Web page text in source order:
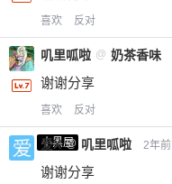
喜欢 反对
叽里呱啦 @ 奶茶香味
谢谢分享
喜欢 反对
小黑屋
爱X @ 叽里呱啦 2年前
谢谢分享